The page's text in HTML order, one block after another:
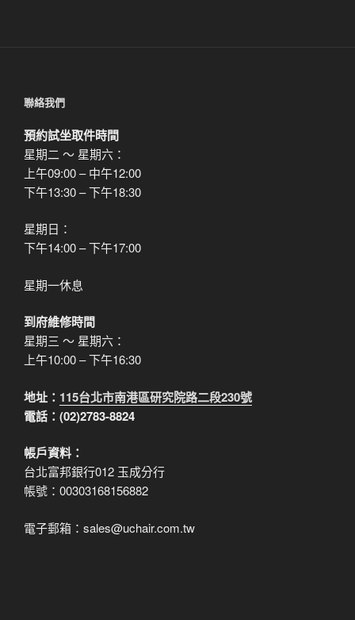
聯絡我們
預約試坐取件時間
星期二 ～ 星期六：
上午09:00 – 中午12:00
下午13:30 – 下午18:30
星期日：
下午14:00 – 下午17:00
星期一休息
到府維修時間
星期三 ～ 星期六：
上午10:00 – 下午16:30
地址： 115台北市南港區研究院路二段230號
電話：(02)2783-8824
帳戶資料：
台北富邦銀行012 玉成分行
帳號：00303168156882
電子郵箱：sales@uchair.com.tw